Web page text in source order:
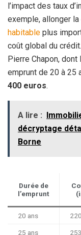
l’impact des taux
exemple, allonger
habitable plus
coût global du
Pierre Chapon,
emprunt de 20 à 25
400 euros.
A lire :
décryptage
Borne
Durée de
l’emprunt
20 ans
25 ans